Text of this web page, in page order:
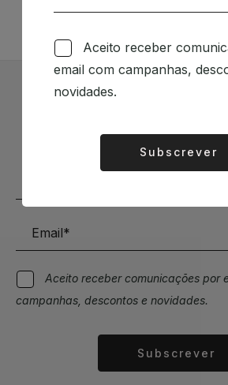
Mantenha-se a par das novidades
Aceito receber comunicações por
campanhas, descontos e novidades.
Subscrever
Aceito receber
email com campanhas,
novidades.
Subscrever